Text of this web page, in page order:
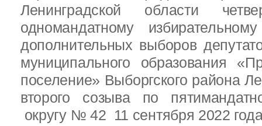
Ленинградской области
одномандатному
дополнительных выборов
муниципального образования
поселение» Выборгского района
второго созыва по
округу № 42 11 сентября 2022